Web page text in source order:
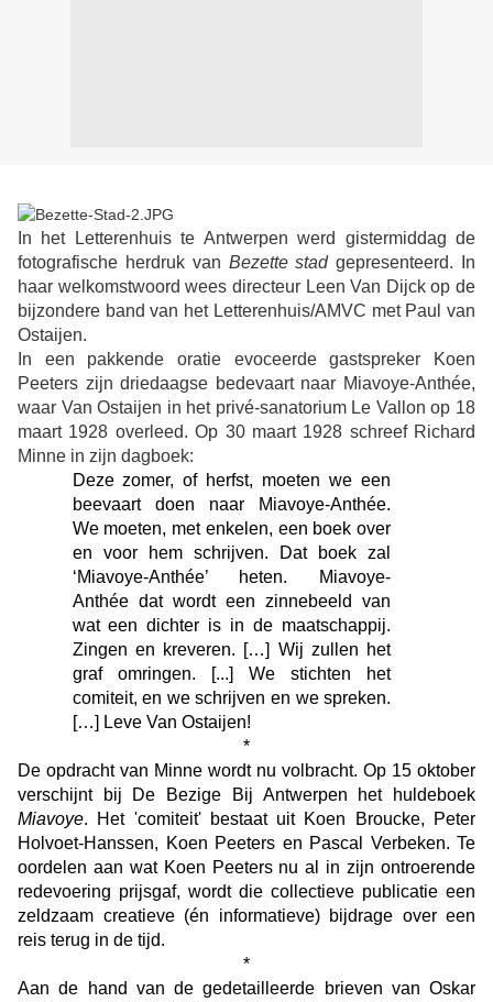
In het Letterenhuis te Antwerpen werd gistermiddag de
fotografische herdruk van Bezette stadgepresenteerd. In
haar welkomstwoord wees directeur Leen Van Dijck op de
bijzondere band van het Letterenhuis/AMVC met Paul van
Ostaijen.
In een pakkende oratie evoceerde gastspreker Koen
Peeters zijn driedaagse bedevaart naar Miavoye-Anthée,
waar Van Ostaijen in het privé-sanatorium Le Vallon op 18
maart 1928 overleed. Op 30 maart 1928 schreef Richard
Minne in zijn dagboek:
Deze zomer, of herfst, moeten we een
beevaart doen naar Miavoye-Anthée.
We moeten, met enkelen, een boek over
en voor hem schrijven. Dat boek zal
‘Miavoye-Anthée’ heten. Miavoye-
Anthée dat wordt een zinnebeeld van
wat een dichter is in de maatschappij.
Zingen en kreveren. […] Wij zullen het
graf omringen. [...] We stichten het
comiteit, en we schrijven en we spreken.
[…] Leve Van Ostaijen!
*
De opdracht van Minne wordt nu volbracht. Op 15 oktober
verschijnt bij De Bezige Bij Antwerpen het huldeboek
Miavoye. Het 'comiteit' bestaat uit Koen Broucke, Peter
Holvoet-Hanssen, Koen Peeters en Pascal Verbeken. Te
oordelen aan wat Koen Peeters nu al in zijn ontroerende
redevoering prijsgaf, wordt die collectieve publicatie een
zeldzaam creatieve (én informatieve) bijdrage over een
reis terug in de tijd.
*
Aan de hand van de gedetailleerde brieven van Oskar